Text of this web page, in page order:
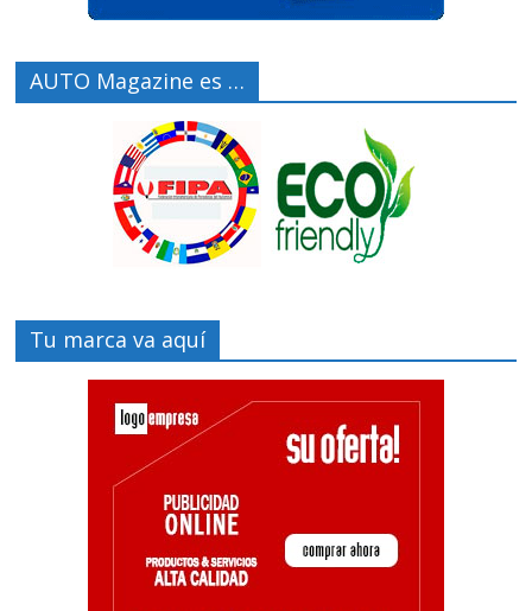
AUTO Magazine es …
Tu marca va aquí